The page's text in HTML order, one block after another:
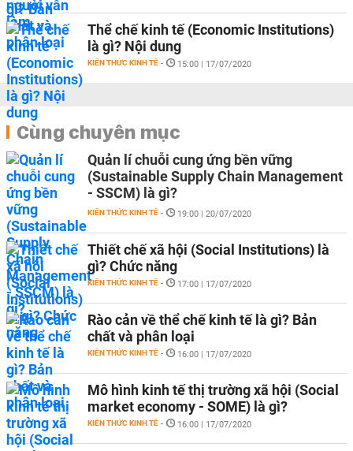
Thể chế kinh tế (Economic Institutions)
là gì? Nội dung
KIẾN THỨC KINH TẾ - 15:00 | 17/07/2020
Cùng chuyên mục
Quản lí chuỗi cung ứng bền vững
(Sustainable Supply Chain Management
- SSCM) là gì?
KIẾN THỨC KINH TẾ - 19:00 | 20/07/2020
Thiết chế xã hội (Social Institutions) là
gì? Chức năng
KIẾN THỨC KINH TẾ - 17:00 | 17/07/2020
Rào cản về thể chế kinh tế là gì? Bản
chất và phân loại
KIẾN THỨC KINH TẾ - 16:00 | 17/07/2020
Mô hình kinh tế thị trường xã hội (Social
market economy - SOME) là gì?
KIẾN THỨC KINH TẾ - 16:00 | 17/07/2020